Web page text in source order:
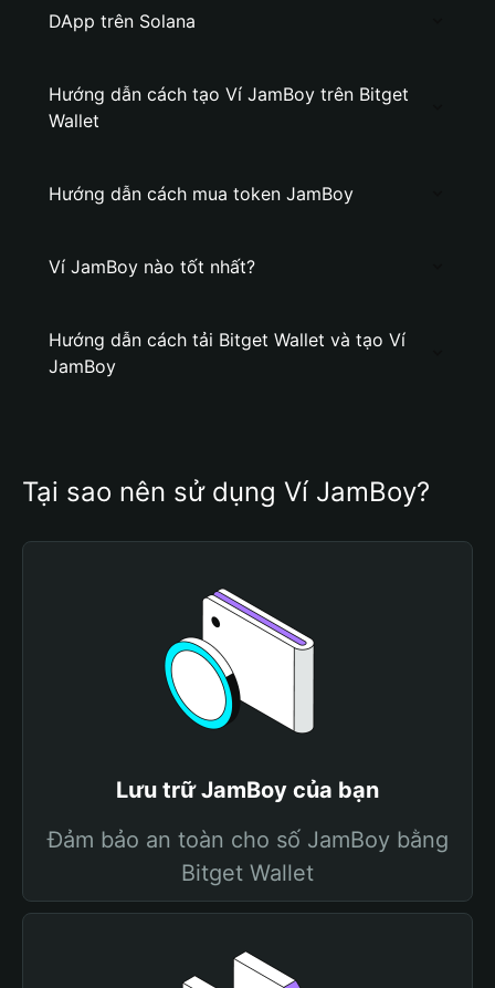
DApp trên Solana
Hướng dẫn cách tạo Ví JamBoy trên Bitget
Wallet
Hướng dẫn cách mua token JamBoy
Ví JamBoy nào tốt nhất?
Hướng dẫn cách tải Bitget Wallet và tạo Ví
JamBoy
Tại sao nên sử dụng Ví JamBoy?
Lưu trữ JamBoy của bạn
Đảm bảo an toàn cho số JamBoy bằng
Bitget Wallet